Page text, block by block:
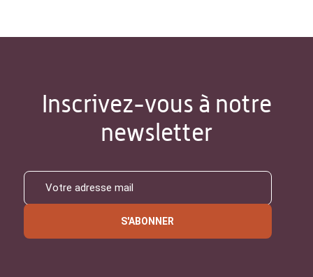
Inscrivez-vous à notre
newsletter
S'ABONNER